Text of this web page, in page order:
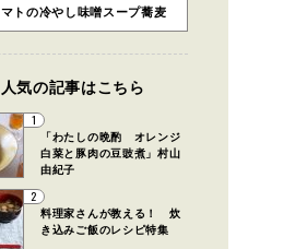
トの冷やし味噌スープ蕎麦
気の記事はこちら
1
「わたしの晩酌 オレンジ
白菜と豚肉の豆豉煮」村山
由紀子
2
料理家さんが教える！ 炊
き込みご飯のレシピ特集